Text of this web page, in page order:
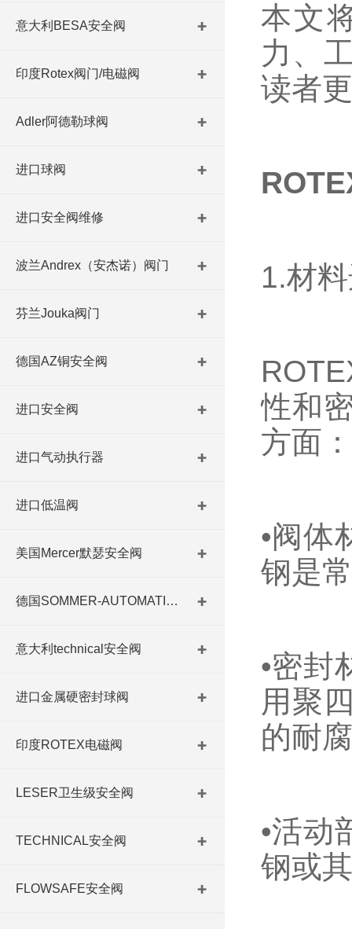
意大利BESA安全阀
印度Rotex阀门/电磁阀
Adler阿德勒球阀
进口球阀
进口安全阀维修
波兰Andrex（安杰诺）阀门
芬兰Jouka阀门
德国AZ铜安全阀
进口安全阀
进口气动执行器
进口低温阀
美国Mercer默瑟安全阀
德国SOMMER-AUTOMATIC 平行抓手 德国夹盘 德国进口夹盘
意大利technical安全阀
进口金属硬密封球阀
印度ROTEX电磁阀
LESER卫生级安全阀
TECHNICAL安全阀
FLOWSAFE安全阀
本文
力、
读者
1.材
性和
方面：
•阀体
钢是
•密封
用聚
的耐
•活动
钢或